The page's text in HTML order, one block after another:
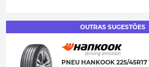
OUTRAS SUGESTÕES
PNEU HANKOOK 225/45R17